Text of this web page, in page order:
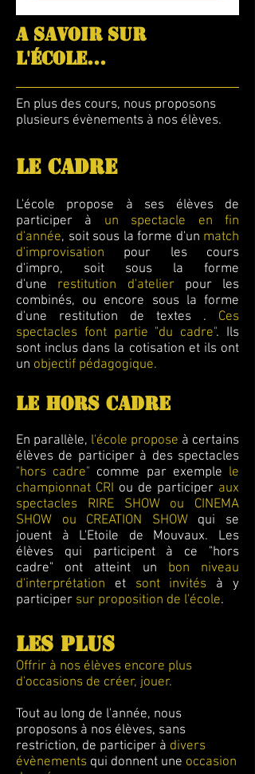
A SAVOIR SUR
L'ÉCOLE...
En plus des cours, nous proposons
plusieurs évènements à nos élèves.
LE CADRE
L'école propose à ses élèves de
participer à un spectacle en fin
d'année, soit sous la forme d'un match
d'improvisation pour les cours
d'impro, soit sous la forme
d'une restitution d'atelierpour les
combinés, ou encore sous la forme
d'une restitution de textes . Ces
spectacles font partie "du cadre". Ils
sont inclus dans la cotisation et ils ont
un objectif pédagogique.
LE HORS CADRE
En parallèle, l'école propose à certains
élèves de participer à des spectacles
"hors cadre" comme par exemple le
championnat CRI ou de participer aux
spectacles RIRE SHOW ou CINEMA
SHOW ou CREATION SHOW qui se
jouent à L'Etoile de Mouvaux.
Les
élèves qui participent à ce "hors
cadre" ont atteint un bon niveau
d'interprétation et sont invités à y
participer sur proposition de l'école.
LES PLUS
Offrir à nos élèves encore plus
d'occasions de créer, jouer.
Tout au long de l'année, nous
proposons à nos élèves, sans
restriction, de participer à divers
évènements qui donnent une occasion